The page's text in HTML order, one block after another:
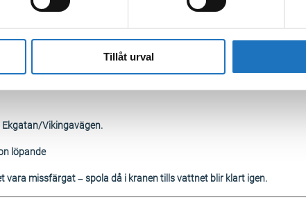
Tillåt urval
Vikingavägen.
löpande
vara missfärgat – spola då i kranen tills vattnet blir klart igen.